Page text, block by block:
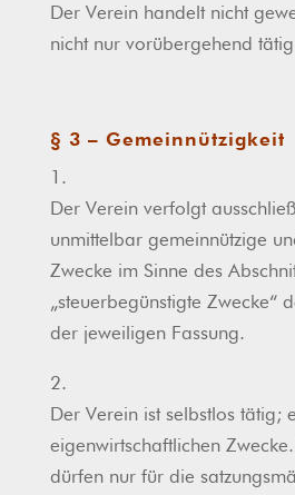
Der Verein handelt nicht
nicht nur vorübergehend
§ 3 – Gemeinnützigkeit
1.
Der Verein verfolgt
unmittelbar gemeinnützige
Zwecke im Sinne des
„steuerbegünstigte Zwecke“
der jeweiligen Fassung.
2.
Der Verein ist selbstlos tätig;
eigenwirtschaftlichen
dürfen nur für die